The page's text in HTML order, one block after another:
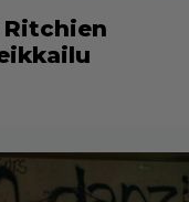
Ritchien